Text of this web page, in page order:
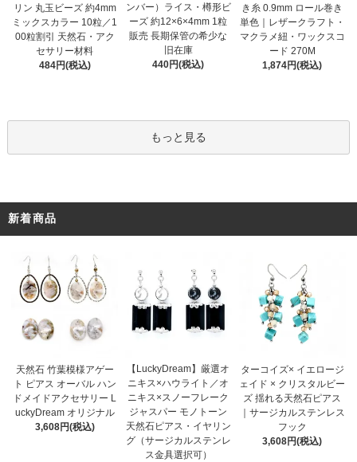
リン 丸玉ビーズ 約4mm
ミックスカラー 10粒／1
00粒割引 天然石・アク
セサリー材料
484円(税込)
ンバー）ライス・樽形ビ
ーズ 約12×6×4mm 1粒
販売 長期保管の希少な
旧在庫
440円(税込)
き糸 0.9mm ロール巻き
単色｜レザークラフト・
マクラメ紐・ワックスコ
ード 270M
1,874円(税込)
もっと見る
新着商品
天然石 竹葉模様アゲー
ト ピアス オーバル ハン
ドメイドアクセサリー L
uckyDream オリジナル
3,608円(税込)
【LuckyDream】厳選オ
ニキス×ハウライト／オ
ニキス×スノーフレーク
ジャスパー モノトーン
天然石ピアス・イヤリン
グ（サージカルステンレ
ス金具選択可）
ターコイズ× イエロージ
ェイド × クリスタルビー
ズ 揺れる天然石ピアス
｜サージカルステンレス
フック
3,608円(税込)